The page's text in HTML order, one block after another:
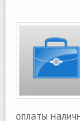
оплаты